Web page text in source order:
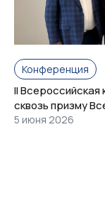
Конференция
II
сквозь призму
5 июня 2026